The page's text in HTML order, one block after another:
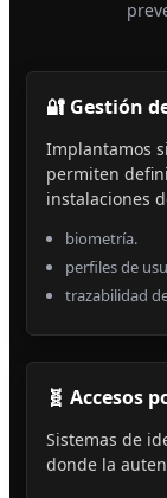
🔐 Gestión
Implantamos
permiten
instalaciones
biometría.
perfiles de
trazabilidad
🧬 Accesos
Sistemas de
donde la